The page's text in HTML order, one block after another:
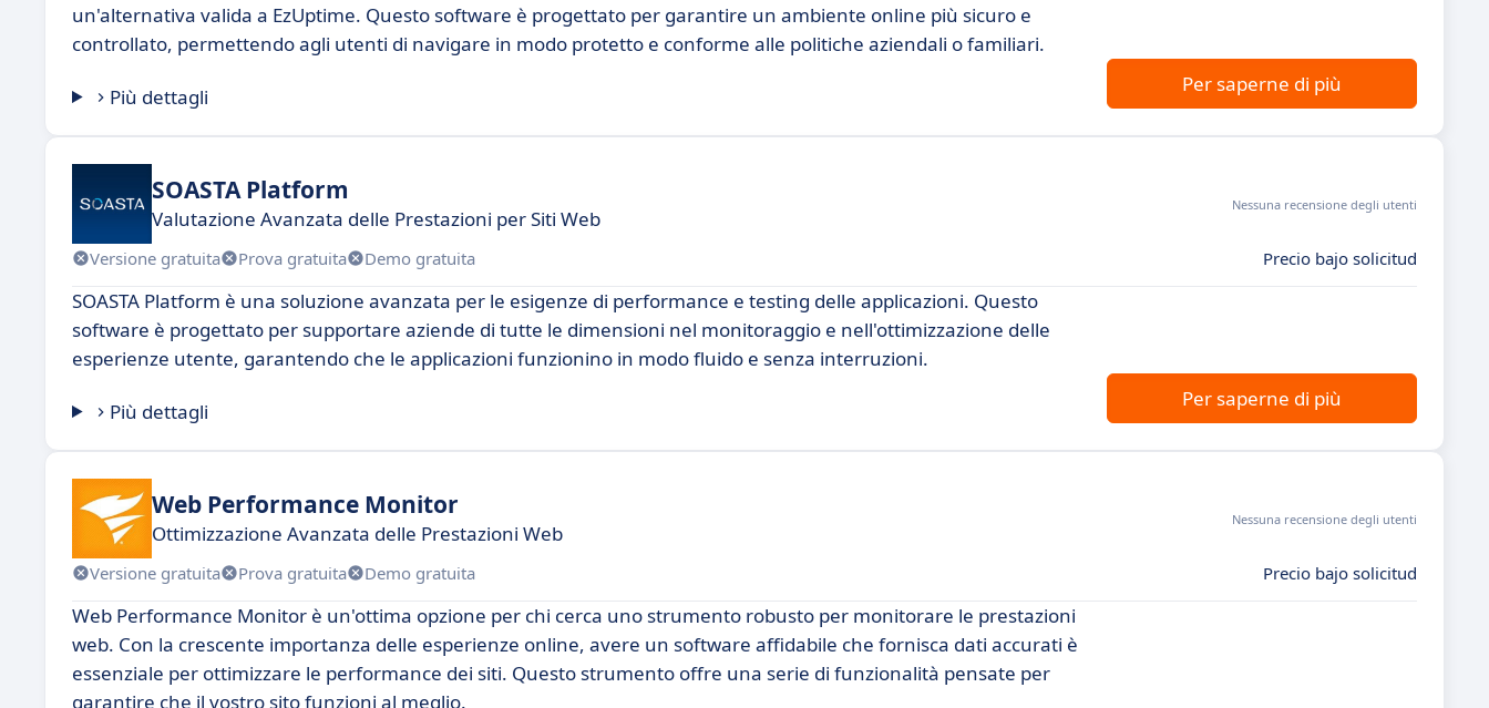
un'alternativa valida a EzUptime. Questo software è progettato per garantire un ambiente online più sicuro e
controllato, permettendo agli utenti di navigare in modo protetto e conforme alle politiche aziendali o familiari.
Più dettagli
Per saperne di più
SOASTA Platform
Valutazione Avanzata delle Prestazioni per Siti Web
Nessuna recensione degli utenti
Versione gratuita Prova gratuita Demo gratuita Precio bajo solicitud
SOASTA Platform è una soluzione avanzata per le esigenze di performance e testing delle applicazioni. Questo
software è progettato per supportare aziende di tutte le dimensioni nel monitoraggio e nell'ottimizzazione delle
esperienze utente, garantendo che le applicazioni funzionino in modo fluido e senza interruzioni.
Più dettagli
Per saperne di più
Web Performance Monitor
Ottimizzazione Avanzata delle Prestazioni Web
Nessuna recensione degli utenti
Versione gratuita Prova gratuita Demo gratuita Precio bajo solicitud
Web Performance Monitor è un'ottima opzione per chi cerca uno strumento robusto per monitorare le prestazioni
web. Con la crescente importanza delle esperienze online, avere un software affidabile che fornisca dati accurati è
essenziale per ottimizzare le performance dei siti. Questo strumento offre una serie di funzionalità pensate per
garantire che il vostro sito funzioni al meglio.